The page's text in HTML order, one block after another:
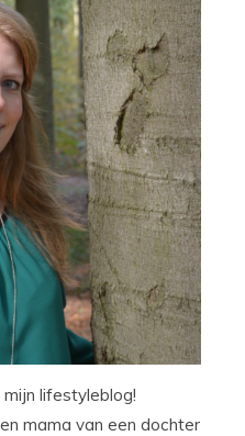
lifestyleblog!
mama van een dochter